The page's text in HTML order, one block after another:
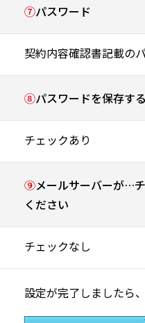
⑦パスワード
契約内容確認書記載の
⑧パスワードを保存する
チェックあり
⑨メールサーバーが…
ください
チェックなし
設定が完了しましたら